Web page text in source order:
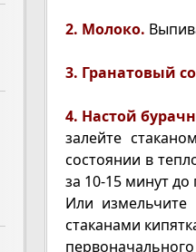
2. Молоко.
3. Гранатовый
4. Настой
залейте
состоянии в
за 10-15 минут
Или
стаканами